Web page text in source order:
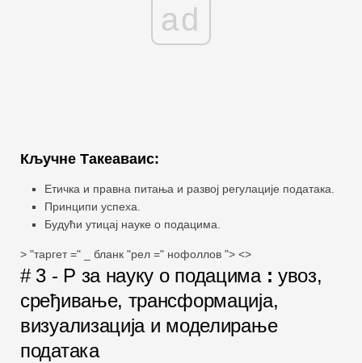
ad
Кључне Такеаваис:
Етичка и правна питања и развој регулације података.
Принципи успеха.
Будући утицај науке о подацима.
> "таргет =" _ бланк "рел =" нофоллов "> <>
# 3 - Р за науку о подацима : увоз,
сређивање, трансформација,
визуализација и моделирање
података